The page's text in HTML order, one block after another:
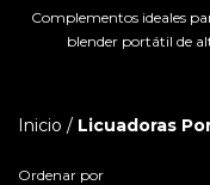
Complementos ideales
blender portátil de
Inicio / Licuadoras
Ordenar por